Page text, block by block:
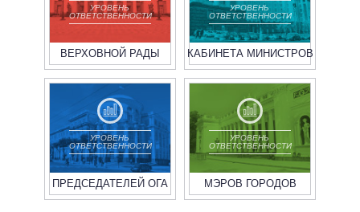
УРОВЕНЬ
ОТВЕТСТВЕННОСТИ
ВЕРХОВНОЙ РАДЫ
УРОВЕНЬ
ОТВЕТСТВЕННОСТИ
КАБИНЕТА МИНИСТРОВ
УРОВЕНЬ
ОТВЕТСТВЕННОСТИ
ПРЕДСЕДАТЕЛЕЙ ОГА
УРОВЕНЬ
ОТВЕТСТВЕННОСТИ
МЭРОВ ГОРОДОВ